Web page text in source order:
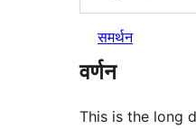
समर्थन
वर्णन
This is the long